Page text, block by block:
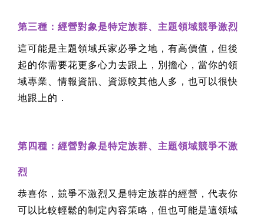
第三種：經營對象是特定族群、主題領域競爭激烈
這可能是主題領域兵家必爭之地，有高價值，但後
起的你需要花更多心力去跟上，別擔心，當你的領
域專業、情報資訊、資源較其他人多，也可以很快
地跟上的．
第四種：經營對象是特定族群、主題領域競爭不激
烈
恭喜你，競爭不激烈又是特定族群的經營，代表你
可以比較輕鬆的制定內容策略，但也可能是這領域